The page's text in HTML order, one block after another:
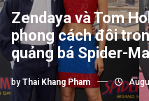
Zendaya và Tom
phong cách đôi
quảng bá Spider-
by Thai Khang Pham